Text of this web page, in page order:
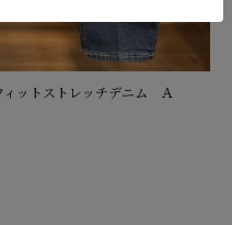
ットストレッチデニム Ａ